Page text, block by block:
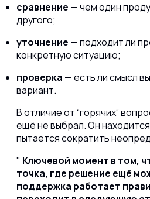
сравнение — чем один
другого;
уточнение — подходит ли
конкретную ситуацию;
проверка — есть ли смысл
вариант.
В отличие от “горячих”
ещё не выбрал. Он
пытается сократить
Ключевой момент в том,
точка, где решение ещё
поддержка работает